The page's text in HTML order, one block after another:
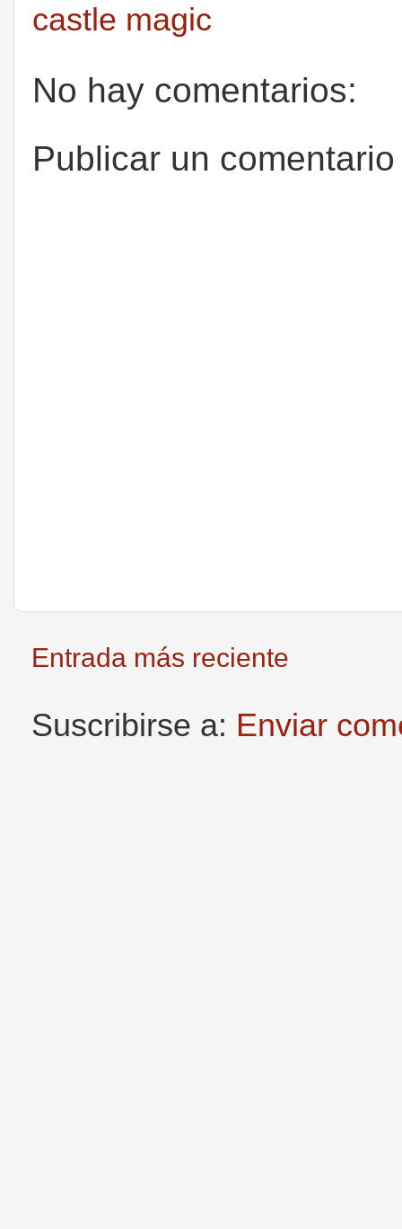
castle magic
No hay comentarios:
Publicar un comentario
Entrada más reciente
Suscribirse a: Enviar